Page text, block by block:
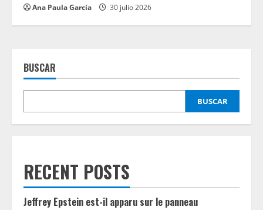
Ana Paula García 30 julio 2026
BUSCAR
BUSCAR
RECENT POSTS
Jeffrey Epstein est-il apparu sur le panneau